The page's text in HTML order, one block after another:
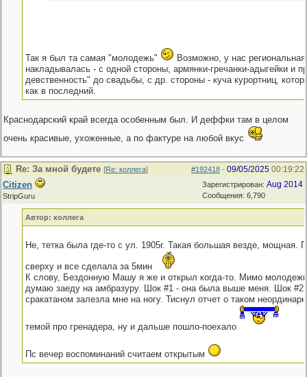
Так я был та самая "молодежь"
Возможно, у нас
накладывалась - с одной стороны, армянки-гречанки-адыгейки и
девственность" до свадьбы, с др. стороны - куча курортниц,
как в последний.
Краснодарский край всегда особенным был. И деффки там в целом
очень красивые, ухоженные, а по фактуре на любой вкус
#192418 - 09/05/2025 00:19:22
Re: За мной будете [Re: коллега]
Зарегистрирован: Aug 2014
Сообщения: 6,790
Citizen
StripGuru
Автор: коллега
Не, тетка была где-то с ул. 1905г. Такая большая везде, мощная.
сверху и все сделала за 5мин
К слову, Бездонную Машу я же и открыл когда-то. Мимо
думаю заеду на амбразуру. Шок #1 - она была выше меня. Шок #2
сракатаном залезла мне на ногу. Тиснул отчет о таком
темой про гренадера, ну и дальше пошло-поехало
Пс вечер воспоминаний считаем открытым